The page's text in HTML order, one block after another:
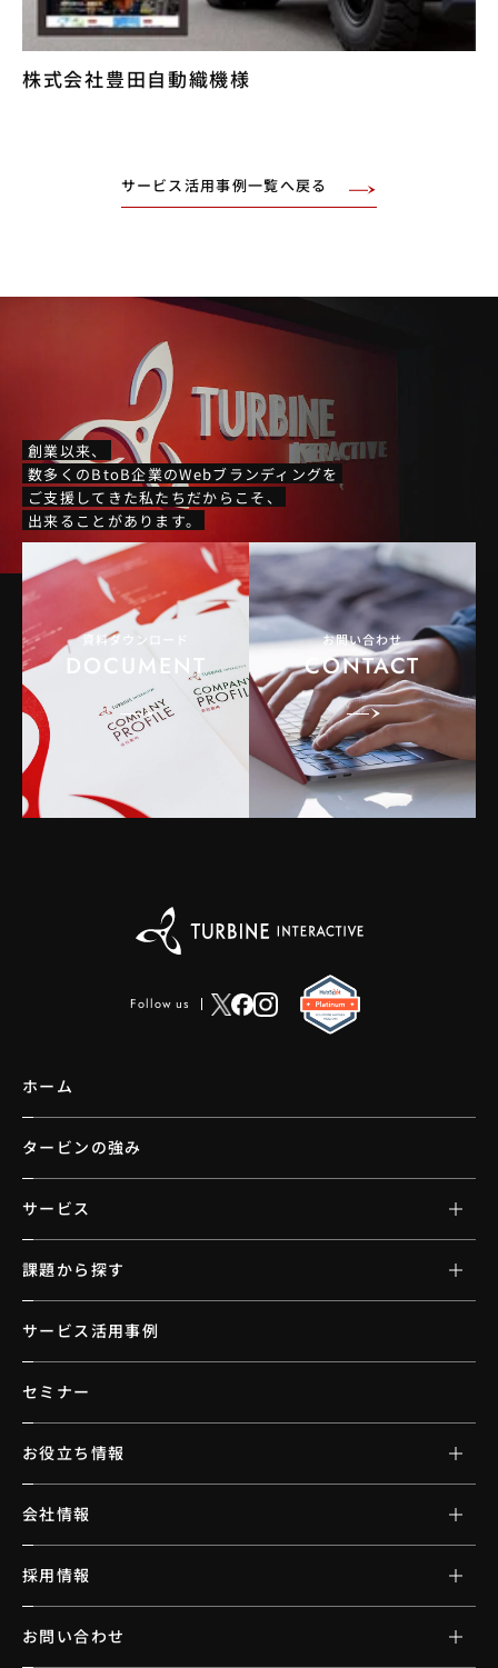
株式会社豊田自動織機様
サービス活用事例一覧へ戻る
創業以来、
数多くのBtoB企業のWebブランディングを
ご支援してきた私たちだからこそ、
出来ることがあります。
資料ダウンロード
DOCUMENT
お問い合わせ
CONTACT
Follow us
ホーム
タービンの強み
サービス
課題から探す
サービス活用事例
セミナー
お役立ち情報
会社情報
採用情報
お問い合わせ